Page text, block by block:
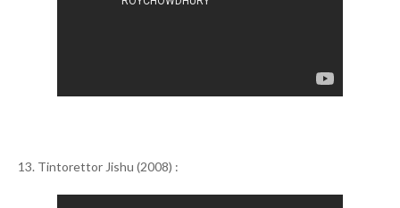
13. Tintorettor Jishu (2008) :